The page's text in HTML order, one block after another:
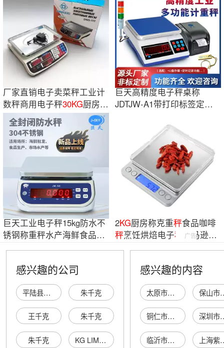
厂家直销电子卖菜秤工业计
数秤商用电子秤30KG厨房称
水果计价秤
巨天高精度电子秤桌称
JDTJW-A1带打印标签定时
巨天工业电子秤15kg防水不
锈钢称重秤水产海鲜食品全
2KG厨房称克重秤食品咖啡
秤烹饪烘焙电子秤
亚马逊爆
广告
感兴趣的公司
平陆县城镇建学千克秤商店 朱千克
王千克 朱千克
朱千克 KG LIMITED
感兴趣的内容
太原市小店区武肖荣床上用品店 保山市震
铜仁市碧江区滑石兴农养殖场 深圳市音
临沂市蒙山旅游区福胜果业有限公司 上海紫罗兰